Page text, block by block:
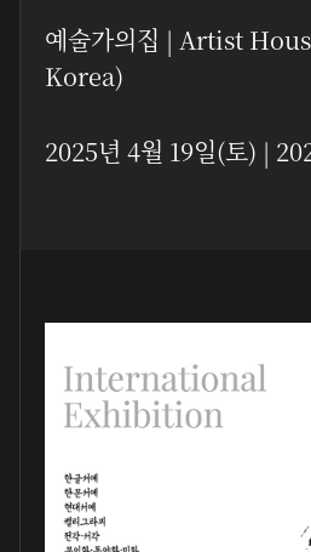
예술가의집 | Artist
Korea)
2025년 4월 19일(토) |